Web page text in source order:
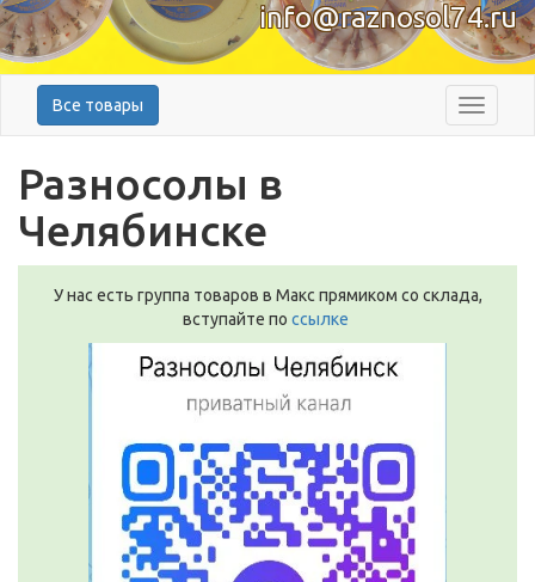
info@raznosol74.ru
Меню
Все товары
Разносолы в
Челябинске
У нас есть группа товаров в Макс прямиком со склада,
вступайте по ссылке